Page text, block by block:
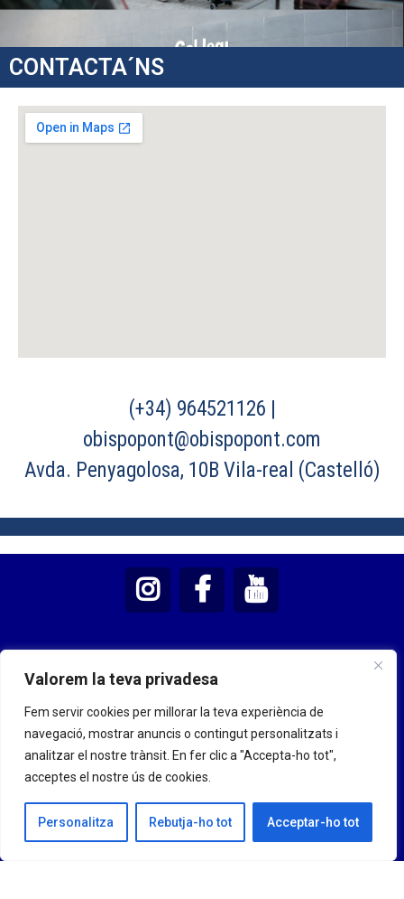
Valorem la teva privadesa
Fem servir cookies per millorar la teva experiència de
navegació, mostrar anuncis o contingut personalitzats i
analitzar el nostre trànsit. En fer clic a "Accepta-ho tot",
acceptes el nostre ús de cookies.
Personalitza Rebutja-ho tot Acceptar-ho tot
CONTACTA´NS
(+34) 964521126 |
obispopont@obispopont.com
Avda. Penyagolosa, 10B Vila-real (Castelló)